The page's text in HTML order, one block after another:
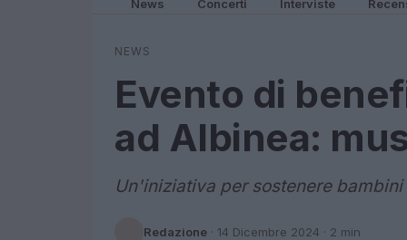
News Concerti Interviste
NEWS
Evento di
ad Albinea:
Un'iniziativa per sostenere
Redazione · 14 Dicembre 2024 · 2 min